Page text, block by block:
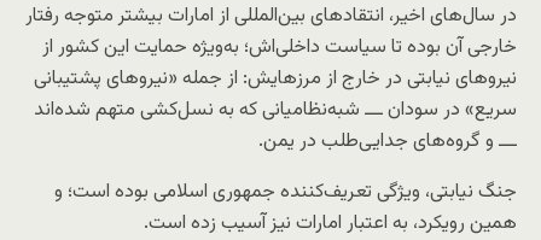
در سال‌های اخیر، انتقادهای بین‌المللی از امارات بیشتر متوجه رفتار
خارجی آن بوده تا سیاست داخلی‌اش؛ به‌ویژه حمایت این کشور از
نیروهای نیابتی در خارج از مرزهایش: از جمله «نیروهای پشتیبانی
سریع» در سودان ـــ شبه‌نظامیانی که به نسل‌کشی متهم شده‌اند
ـــ و گروه‌های جدایی‌طلب در یمن.
جنگ نیابتی، ویژگی تعریف‌کننده جمهوری اسلامی بوده است؛ و
همین رویکرد، به اعتبار امارات نیز آسیب زده است.